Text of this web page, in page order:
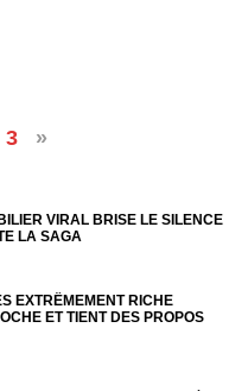
3 »
VIRAL BRISE LE SILENCE
LA SAGA
EXTRÊMEMENT RICHE
ET TIENT DES PROPOS